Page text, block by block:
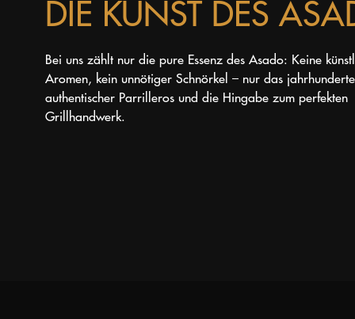
DIE KUNST DES
Bei uns zählt nur die pure Essenz des Asado: Keine
Aromen, kein unnötiger Schnörkel – nur das
authentischer Parrilleros und die Hingabe zum perfekten
Grillhandwerk.